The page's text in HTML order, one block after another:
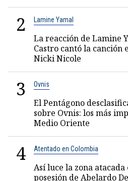
2 Lamine Yamal
La reacción de Lamine
Castro cantó la canción
Nicki Nicole
3 Ovnis
El Pentágono
sobre Ovnis: los más
Medio Oriente
4 Atentado en Colombia
Así luce la zona
posesión de Abelardo